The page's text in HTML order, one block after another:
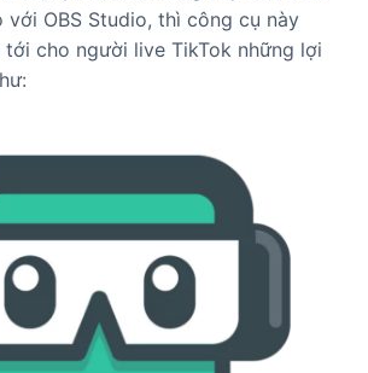
với OBS Studio, thì công cụ này
cho người live TikTok những lợi